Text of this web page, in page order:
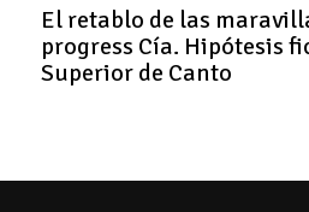
El retablo de las
progress Cía. Hipótesis
Superior de Canto